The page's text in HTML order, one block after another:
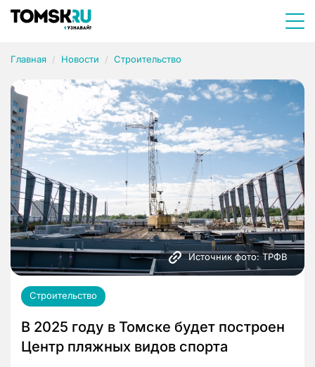
Главная Новости Строительство
Источник фото: ТРФВ
Строительство
В 2025 году в Томске будет построен
Центр пляжных видов спорта